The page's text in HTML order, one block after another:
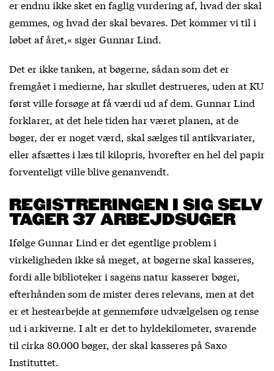
er endnu ikke sket en faglig vurdering af, hvad der skal
gemmes, og hvad der skal bevares. Det kommer vi til i
løbet af året,« siger Gunnar Lind.
Det er ikke tanken, at bøgerne, sådan som det er
fremgået i medierne, har skullet destrueres, uden at KU
først ville forsøge at få værdi ud af dem. Gunnar Lind
forklarer, at det hele tiden har været planen, at de
bøger, der er noget værd, skal sælges til antikvariater,
eller afsættes i læs til kilopris, hvorefter en hel del papir
forventeligt ville blive genanvendt.
REGISTRERINGEN I SIG SELV
TAGER 37 ARBEJDSUGER
Ifølge Gunnar Lind er det egentlige problem i
virkeligheden ikke så meget, at bøgerne skal kasseres,
fordi alle biblioteker i sagens natur kasserer bøger,
efterhånden som de mister deres relevans, men at det
er et hestearbejde at gennemføre udvælgelsen og rense
ud i arkiverne. I alt er det to hyldekilometer, svarende
til cirka 80.000 bøger, der skal kasseres på Saxo
Instituttet.